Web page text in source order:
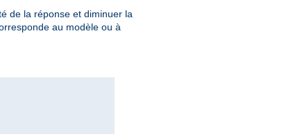
de la réponse et diminuer la
au modèle ou à